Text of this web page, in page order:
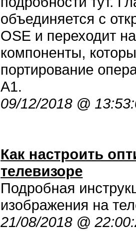
объединяется с
OSE и переходит
компоненты,
портирование
A1.
09/12/2018 @
Как настроить
телевизоре
Подробная
изображения на
21/08/2018 @